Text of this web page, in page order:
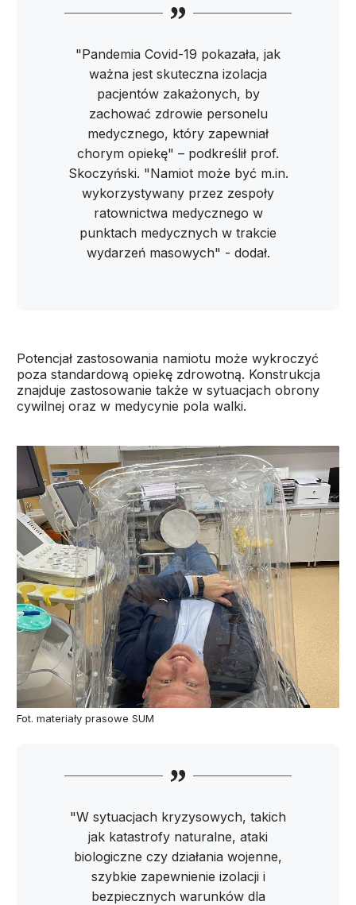
"Pandemia Covid-19 pokazała, jak
ważna jest skuteczna izolacja
pacjentów zakażonych, by
zachować zdrowie personelu
medycznego, który zapewniał
chorym opiekę" – podkreślił prof.
Skoczyński. "Namiot może być m.in.
wykorzystywany przez zespoły
ratownictwa medycznego w
punktach medycznych w trakcie
wydarzeń masowych" - dodał.
Potencjał zastosowania namiotu może wykroczyć
poza standardową opiekę zdrowotną. Konstrukcja
znajduje zastosowanie także w sytuacjach obrony
cywilnej oraz w medycynie pola walki.
Fot. materiały prasowe SUM
"W sytuacjach kryzysowych, takich
jak katastrofy naturalne, ataki
biologiczne czy działania wojenne,
szybkie zapewnienie izolacji i
bezpiecznych warunków dla